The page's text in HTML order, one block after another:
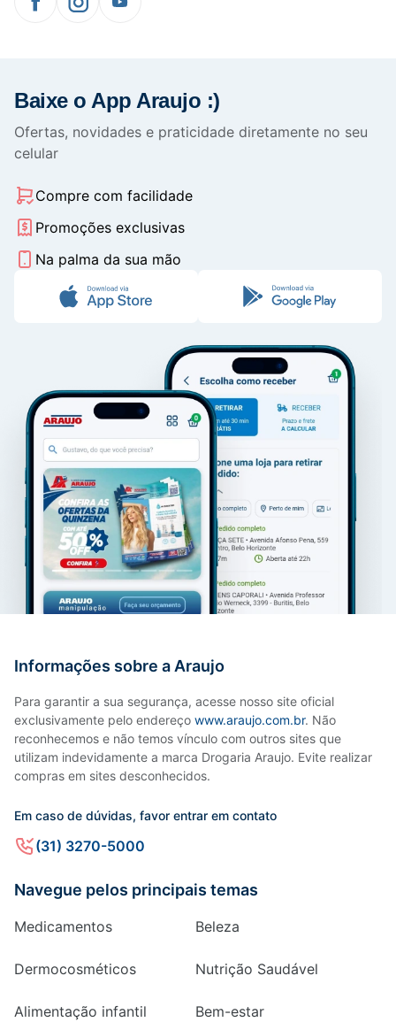
Baixe o App Araujo :)
Ofertas, novidades e praticidade diretamente no seu
celular
Compre com facilidade
Promoções exclusivas
Na palma da sua mão
Informações sobre a Araujo
Para garantir a sua segurança, acesse nosso site oficial
exclusivamente pelo endereço www.araujo.com.br. Não
reconhecemos e não temos vínculo com outros sites que
utilizam indevidamente a marca Drogaria Araujo. Evite realizar
compras em sites desconhecidos.
Em caso de dúvidas, favor entrar em contato
(31) 3270-5000
Navegue pelos principais temas
Medicamentos Beleza
Dermocosméticos Nutrição Saudável
Alimentação infantil Bem-estar